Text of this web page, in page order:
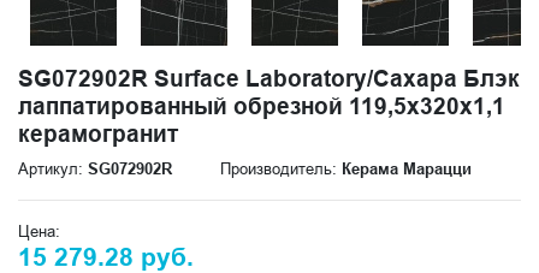
SG072902R Surface Laboratory/Сахара Блэк
лаппатированный обрезной 119,5х320х1,1
керамогранит
Артикул: SG072902R Производитель: Керама Марацци
Цена:
15 279.28 руб.